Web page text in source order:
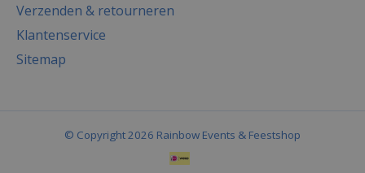
Verzenden & retourneren
Klantenservice
Sitemap
© Copyright 2026 Rainbow Events & Feestshop